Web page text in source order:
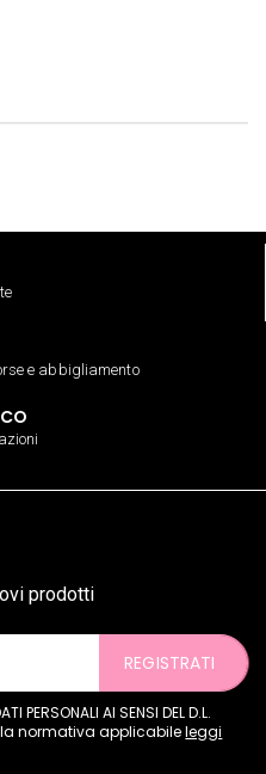
e abbigliamento
prodotti
REGISTRATI
PERSONALI AI SENSI DEL D.L.
normativa applicabileleggi